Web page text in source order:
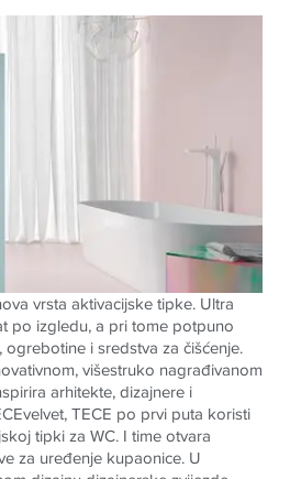
vrsta aktivacijske tipke. Ultra
po izgledu, a pri tome potpuno
i sredstva za čišćenje.
višestruko nagrađivanom
arhitekte, dizajnere i
TECE po prvi puta koristi
tipki za WC. I time otvara
za uređenje kupaonice. U